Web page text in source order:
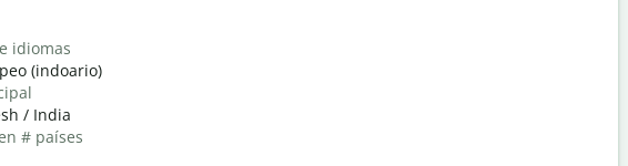
idiomas
(indoario)
/ India
# países